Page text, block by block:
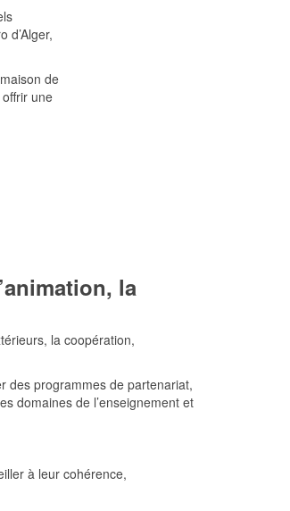
d’Alger,
de
une
la
la coopération,
des programmes de partenariat,
domaines de l’enseignement et
à leur cohérence,